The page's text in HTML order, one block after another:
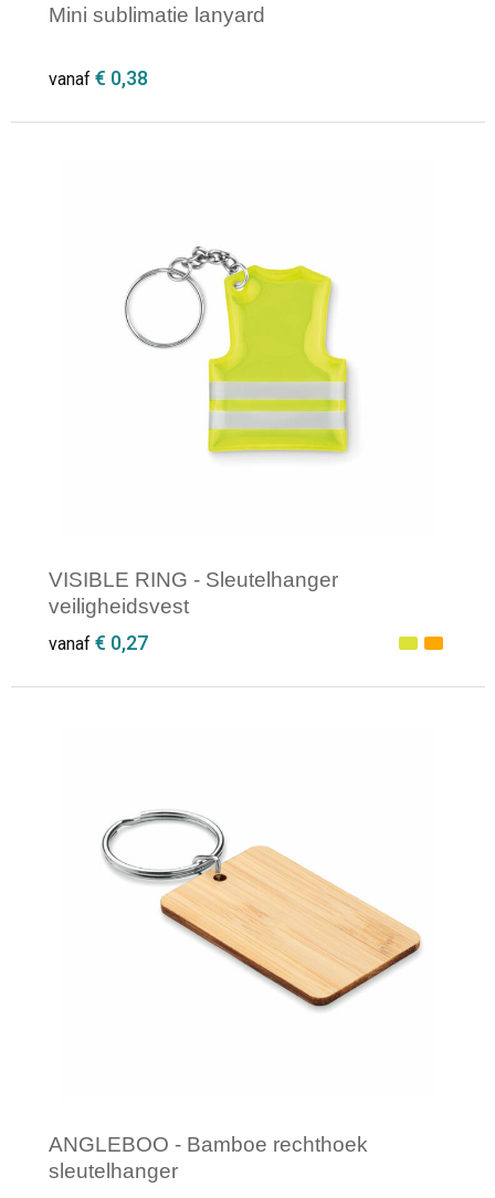
Mini sublimatie lanyard
vanaf € 0,38
VISIBLE RING - Sleutelhanger
veiligheidsvest
vanaf € 0,27
ANGLEBOO - Bamboe rechthoek
sleutelhanger